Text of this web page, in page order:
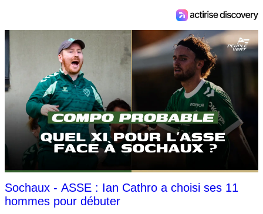
Sochaux - ASSE : Ian Cathro a choisi ses 11
hommes pour débuter